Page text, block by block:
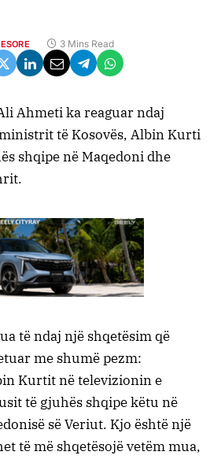
3 Mins Read
Ahmeti ka reaguar ndaj
të Kosovës, Albin Kurti
shqipe në Maqedoni dhe
të ndaj një shqetësim që
me shumë pezm:
Kurtit në televizionin e
të gjuhës shqipe këtu në
së Veriut. Kjo është një
të më shqetësojë vetëm mua,